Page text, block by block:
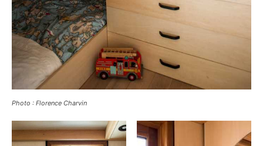
Photo : Florence Charvin